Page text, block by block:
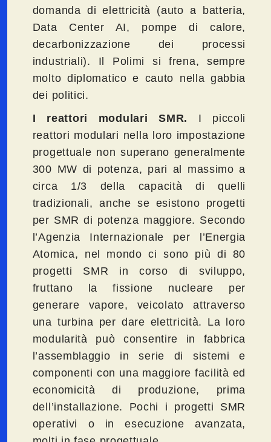
domanda di elettricità (auto a batteria,
Data Center AI, pompe di calore,
decarbonizzazione dei processi
industriali). Il Polimi si frena, sempre
molto diplomatico e cauto nella gabbia
dei politici.
I reattori modulari SMR. I piccoli
reattori modulari nella loro impostazione
progettuale non superano generalmente
300 MW di potenza, pari al massimo a
circa 1/3 della capacità di quelli
tradizionali, anche se esistono progetti
per SMR di potenza maggiore. Secondo
l’Agenzia Internazionale per l’Energia
Atomica, nel mondo ci sono più di 80
progetti SMR in corso di sviluppo,
fruttano la fissione nucleare per
generare vapore, veicolato attraverso
una turbina per dare elettricità. La loro
modularità può consentire in fabbrica
l’assemblaggio in serie di sistemi e
componenti con una maggiore facilità ed
economicità di produzione, prima
dell’installazione. Pochi i progetti SMR
operativi o in esecuzione avanzata,